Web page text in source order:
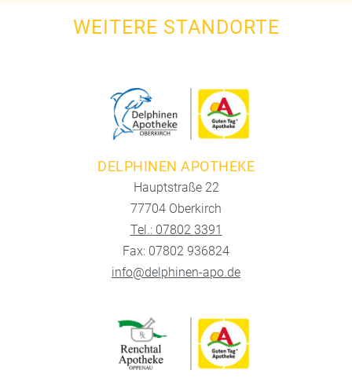
WEITERE STANDORTE
DELPHINEN APOTHEKE
Hauptstraße 22
77704 Oberkirch
Tel.: 07802 3391
Fax: 07802 936824
info@delphinen-apo.de